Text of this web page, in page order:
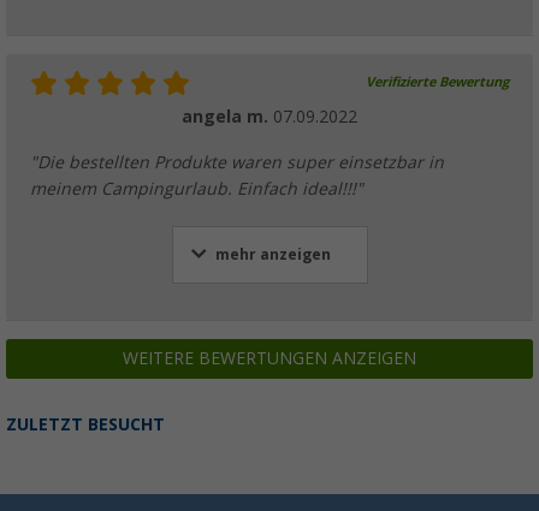
Verifizierte Bewertung
angela m. 07.09.2022
"Die bestellten Produkte waren super einsetzbar in
meinem Campingurlaub. Einfach ideal!!!"
mehr anzeigen
WEITERE BEWERTUNGEN ANZEIGEN
ZULETZT BESUCHT